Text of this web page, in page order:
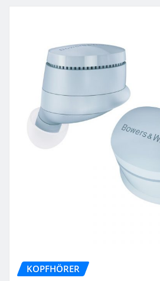
KOPFHÖRER